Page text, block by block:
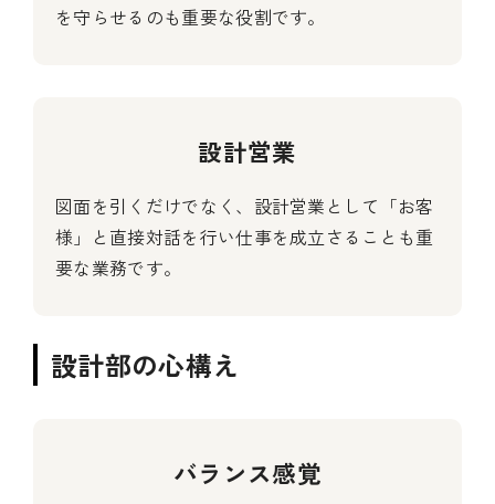
を守らせるのも重要な役割です。
設計営業
図面を引くだけでなく、設計営業として「お客
様」と直接対話を行い仕事を成立さることも重
要な業務です。
設計部の心構え
バランス感覚